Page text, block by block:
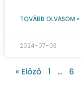
TOVÁBB OLVASOM »
2024-07-03
« Előző 1 … 6